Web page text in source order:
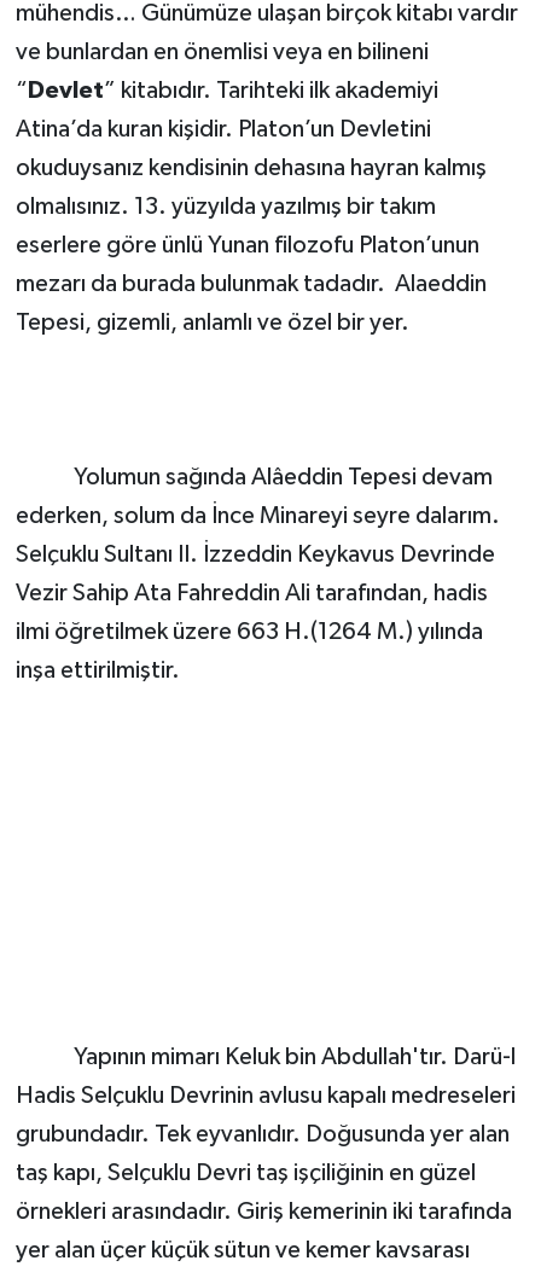
mühendis… Günümüze ulaşan birçok kitabı vardır
ve bunlardan en önemlisi veya en bilineni
“ Devlet” kitabıdır. Tarihteki ilk akademiyi
Atina’da kuran kişidir. Platon’un Devletini
okuduysanız kendisinin dehasına hayran kalmış
olmalısınız. 13. yüzyılda yazılmış bir takım
eserlere göre ünlü Yunan filozofu Platon’unun
mezarı da burada bulunmak tadadır. Alaeddin
Tepesi, gizemli, anlamlı ve özel bir yer.
Yolumun sağında Alâeddin Tepesi devam
ederken, solum da İnce Minareyi seyre dalarım.
Selçuklu Sultanı II. İzzeddin Keykavus Devrinde
Vezir Sahip Ata Fahreddin Ali tarafından, hadis
ilmi öğretilmek üzere 663 H.(1264 M.) yılında
inşa ettirilmiştir.
Yapının mimarı Keluk bin Abdullah'tır. Darü-l
Hadis Selçuklu Devrinin avlusu kapalı medreseleri
grubundadır. Tek eyvanlıdır. Doğusunda yer alan
taş kapı, Selçuklu Devri taş işçiliğinin en güzel
örnekleri arasındadır. Giriş kemerinin iki tarafında
yer alan üçer küçük sütun ve kemer kavsarası